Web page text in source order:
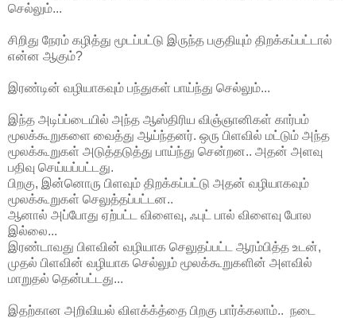
செல்லும்...
சிறிது நேரம் கழித்து மூடப்பட்டு இருந்த பகுதியும் திறக்கப்பட்டால்
என்ன ஆகும்?
இரண்டின் வழியாகவும் பந்துகள் பாய்ந்து செல்லும்...
இந்த அடிப்ப்டையில் அந்த ஆஸ்திரிய விஞ்ஞானிகள் கார்பம்
மூலக்கூறுகளை வைத்து ஆய்ந்தனர். ஒரு பிளவில் மட்டும் அந்த
மூலக்கூறுகள் அடுத்தடுத்து பாய்ந்து சென்றன.. அதன் அளவு
பதிவு செய்யப்பட்டது.
பிறகு, இன்னொரு பிளவும் திறக்கப்பட்டு அதன் வழியாகவும்
மூலக்கூறுகள் செலுத்தப்பட்டன..
ஆனால் அப்போது ஏற்பட்ட விளைவு, ஃபுட் பால் விளைவு போல
இல்லை...
இரண்டாவது பிளவின் வழியாக செலுதப்பட்ட ஆரம்பித்த உடன்,
முதல் பிளவின் வழியாக செல்லும் மூலக்கூறுகளின் அளவில்
மாறுதல் தென்பட்டது...
இதற்கான அறிவியல் விளக்க்த்தை பிறகு பார்க்கலாம்.. நடை